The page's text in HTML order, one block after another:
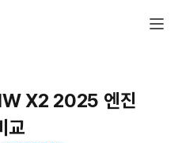
X2 2025 엔진
교